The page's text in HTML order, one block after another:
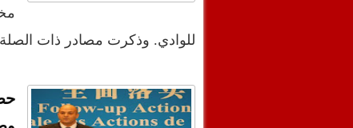
للوادي. وذكرت مصادر ذات